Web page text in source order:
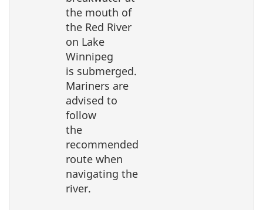
the mouth of
the Red River
on Lake
Winnipeg
is submerged.
Mariners are
advised to
follow
the
recommended
route when
navigating the
river.